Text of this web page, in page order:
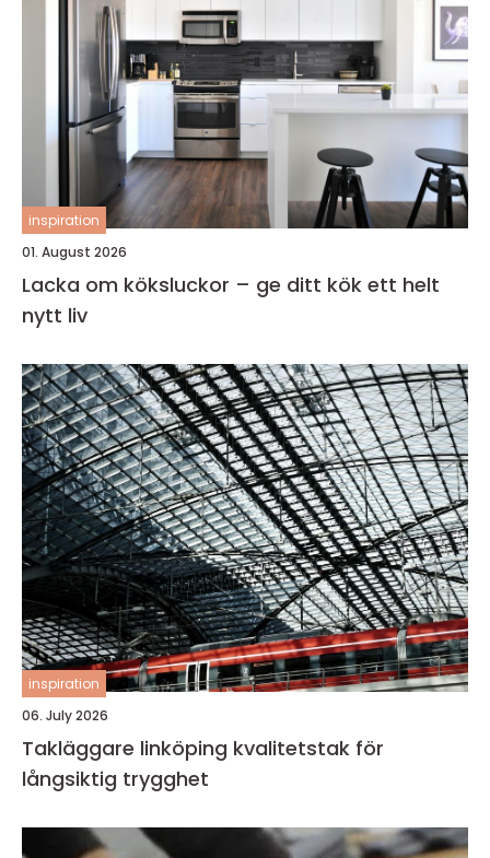
inspiration
01. August 2026
Lacka om köksluckor – ge ditt kök ett helt
nytt liv
inspiration
06. July 2026
Takläggare linköping kvalitetstak för
långsiktig trygghet